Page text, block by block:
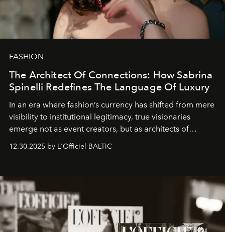
FASHION
The Architect Of Connections: How Sabrina
Spinelli Redefines The Language Of Luxury
In an era where fashion’s currency has shifted from mere
visibility to institutional legitimacy, true visionaries
emerge not as event creators, but as architects of
brand strategist with three decades of mastery in luxury,
framework where creativity, commerce, and culture
converge with surgical precision.
12.30.2025 by L'Officiel BALTIC